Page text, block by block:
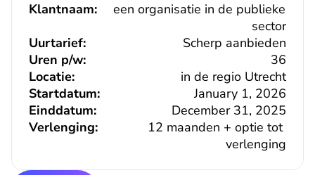
Klantnaam:
een organisatie in de publieke
sector
Uurtarief:
Scherp aanbieden
36
Uren p/w:
Locatie:
in de regio Utrecht
Verlenging:
12 maanden + optie tot
verlenging
Einddatum: December 31, 2025
Startdatum: January 1, 2026